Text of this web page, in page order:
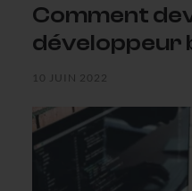
Comment
développeur
10 JUIN 2022